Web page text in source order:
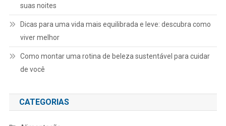
suas noites
Dicas para uma vida mais equilibrada e leve: descubra como
viver melhor
Como montar uma rotina de beleza sustentável para cuidar
de você
CATEGORIAS